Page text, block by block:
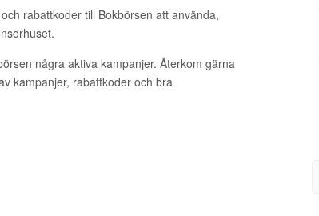
rabattkoder till Bokbörsen att använda,
några aktiva kampanjer. Återkom gärna
kampanjer, rabattkoder och bra